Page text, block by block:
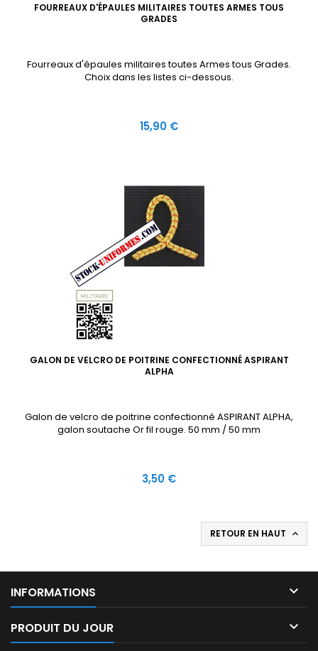
FOURREAUX D'ÉPAULES MILITAIRES TOUTES ARMES TOUS
GRADES
Fourreaux d'épaules militaires toutes Armes tous Grades.
Choix dans les listes ci-dessous.
Prix
15,90 €
GALON DE VELCRO DE POITRINE CONFECTIONNÉ ASPIRANT
ALPHA
Galon de velcro de poitrine confectionné ASPIRANT ALPHA,
galon soutache Or fil rouge. 50 mm / 50 mm
Prix
3,50 €
RETOUR EN HAUT 
INFORMATIONS 
PRODUIT DU JOUR 